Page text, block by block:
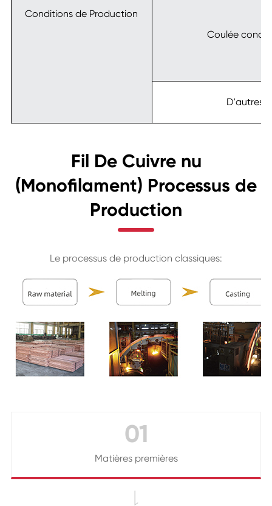
Conditions de Production
Coulée
D'autres
Fil De Cuivre nu
(Monofilament) Processus de
Production
Le processus de production classiques:
01
Matières premières
